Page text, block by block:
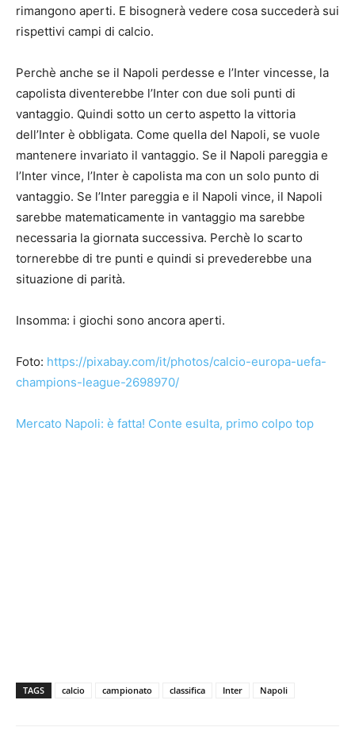
rimangono aperti. E bisognerà vedere cosa succederà sui
rispettivi campi di calcio.
Perchè anche se il Napoli perdesse e l’Inter vincesse, la
capolista diventerebbe l’Inter con due soli punti di
vantaggio. Quindi sotto un certo aspetto la vittoria
dell’Inter è obbligata. Come quella del Napoli, se vuole
mantenere invariato il vantaggio. Se il Napoli pareggia e
l’Inter vince, l’Inter è capolista ma con un solo punto di
vantaggio. Se l’Inter pareggia e il Napoli vince, il Napoli
sarebbe matematicamente in vantaggio ma sarebbe
necessaria la giornata successiva. Perchè lo scarto
tornerebbe di tre punti e quindi si prevederebbe una
situazione di parità.
Insomma: i giochi sono ancora aperti.
Foto: https://pixabay.com/it/photos/calcio-europa-uefa-
champions-league-2698970/
Mercato Napoli: è fatta! Conte esulta, primo colpo top
TAGS calcio campionato classifica Inter Napoli